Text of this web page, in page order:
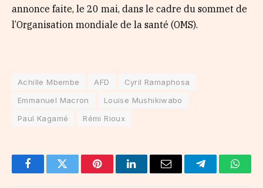
annonce faite, le 20 mai, dans le cadre du sommet de
l’Organisation mondiale de la santé (OMS).
Achille Mbembe AFD
Cyril Ramaphosa
Emmanuel Macron
Louise Mushikiwabo
Paul Kagamé
Rémi Rioux
FacebookTwitter PinterestLinkedInEmail Telegram